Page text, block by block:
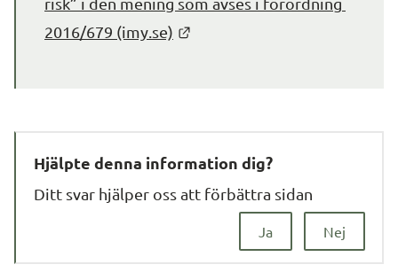
2016/679 (imy.se)
Hjälpte denna information dig?
Nej
Ja
Ditt svar hjälper oss att förbättra sidan